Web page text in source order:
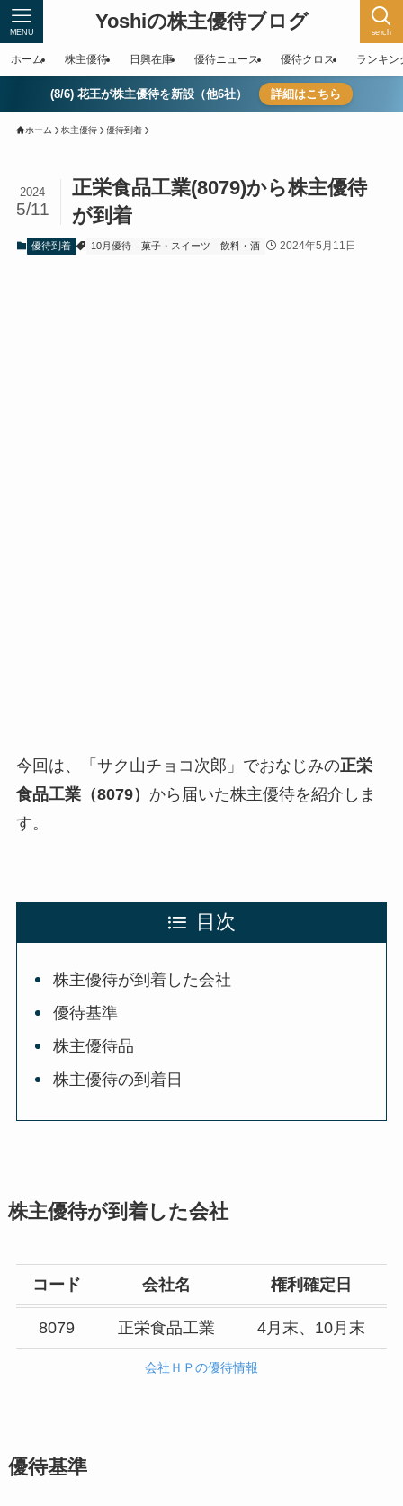
Yoshiの株主優待ブログ serch
MENU
ホーム 株主優待 日興在庫 優待ニュース 優待クロス ランキン
(8/6) 花王が株主優待を新設（他6社） 詳細はこちら
ホーム 株主優待 優待到着
正栄食品工業(8079)から株主優待
が到着
2024
5/11
優待到着 10月優待 菓子・スイーツ 飲料・酒 2024年5月11日
今回は、「サク山チョコ次郎」でおなじみの正栄
食品工業（8079） から届いた株主優待を紹介しま
す。
目次
株主優待が到着した会社
優待基準
株主優待品
株主優待の到着日
株主優待が到着した会社
コード 会社名 権利確定日
8079 正栄食品工業 4月末、10月末
会社ＨＰの優待情報
優待基準